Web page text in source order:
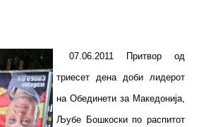
07.06.2011 Притвор од
триесет дена доби лидерот
на Обединети за Македонија,
Љубе Бошкоски по распитот